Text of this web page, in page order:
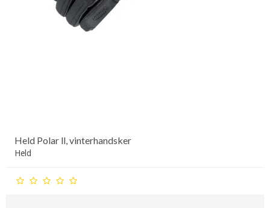
Held Polar ll, vinterhandsker
Held